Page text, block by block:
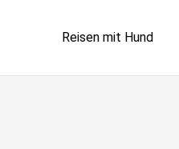
Reisen mit Hund